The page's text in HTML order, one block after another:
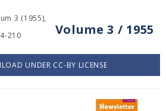
Volume 3 / 1955
3 (1955),
210
UNDER CC-BY LICENSE